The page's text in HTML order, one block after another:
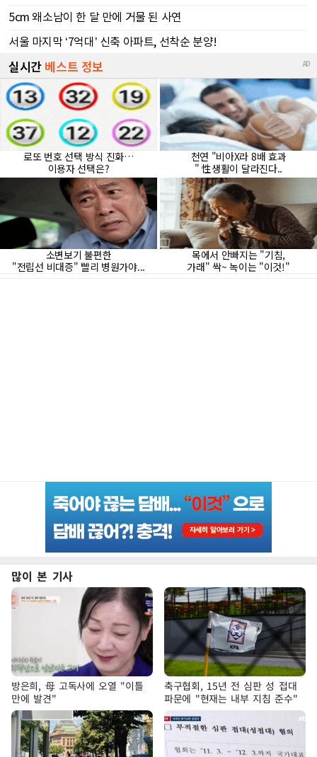
많이 본 기사
방은희, 母 고독사에 오열 "이틀
만에 발견"
축구협회, 15년 전 심판 성 접대
파문에 "현재는 내부 지침 준수"